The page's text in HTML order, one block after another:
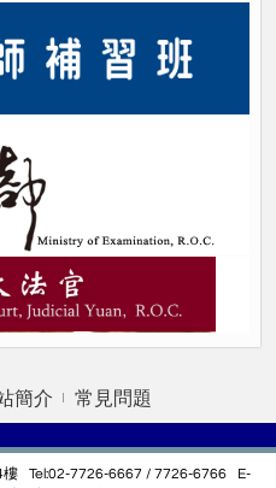
簡介 常見問題
樓 Tel:02-7726-6667 / 7726-6766 E-